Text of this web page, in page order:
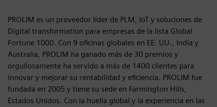
PROLIM es un proveedor líder de PLM, IoT y soluciones de
Digital transformation para empresas de la lista Global
Fortune 1000. Con 9 oficinas globales en EE. UU., India y
Australia, PROLIM ha ganado más de 30 premios y
orgullosamente ha servido a más de 1400 clientes para
innovar y mejorar su rentabilidad y eficiencia. PROLIM fue
fundada en 2005 y tiene su sede en Farmington Hills,
Estados Unidos. Con la huella global y la experiencia en las